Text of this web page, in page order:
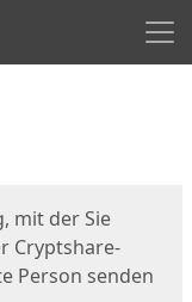
mit der Sie
Cryptshare-
Person senden